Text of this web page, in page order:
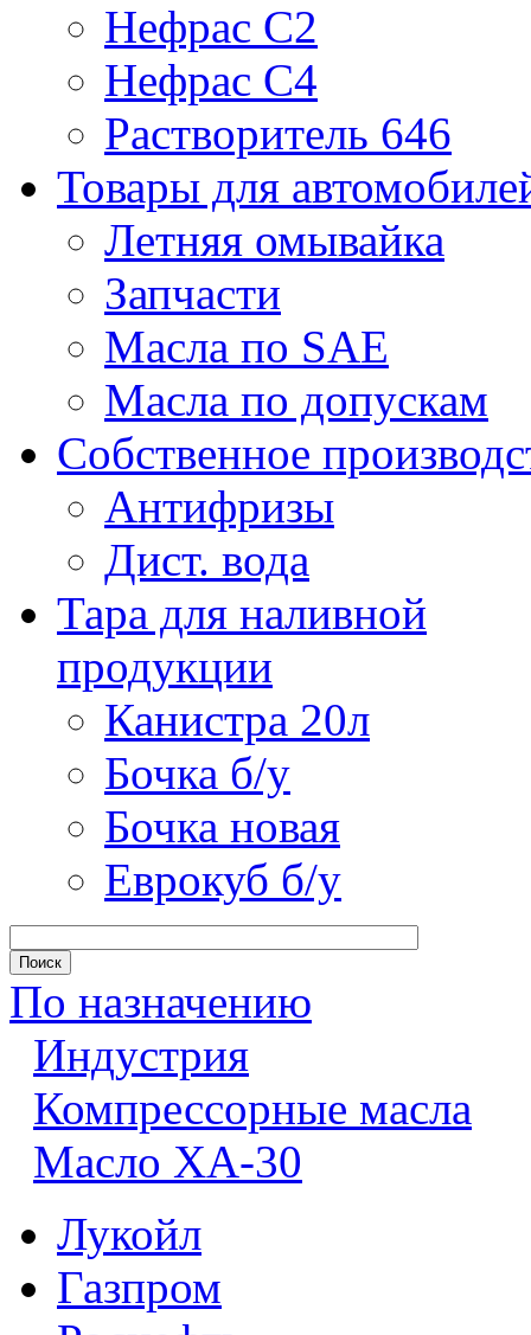
Нефрас С2
Нефрас С4
Растворитель 646
Товары для
Летняя омывайка
Запчасти
Масла по SAE
Масла по допускам
Собственное
Антифризы
Дист. вода
Тара для наливной
продукции
Канистра 20л
Бочка б/у
Бочка новая
Еврокуб б/у
По назначению
Индустрия
Компрессорные масла
Масло ХА-30
Лукойл
Газпром